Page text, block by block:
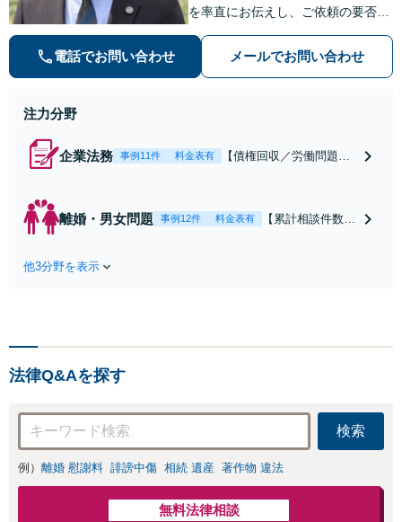
を率直にお伝えし、ご依頼の要否も
解決まで弁護士本人が一貫してスピ
ーディーに対応いたします。 ◆累計
電話でお問い合わせ メールでお問い合わせ
注力分野
企業法務 事例11件 料金表有
【債権回収／労働問題／
のトラブル・会社内のト
ラブルなど、事後の解決
離婚・男女問題 事例12件 料金表有
【累計相談件数20
様の話を丁寧にう
を正確に読み取り
ます。【東京都在
住以外の方も対
応】
他3分野を表示
法律Q&Aを探す
検索
例） 離婚 慰謝料 誹謗中傷 相続 遺産 著作物 違法
無料法律相談